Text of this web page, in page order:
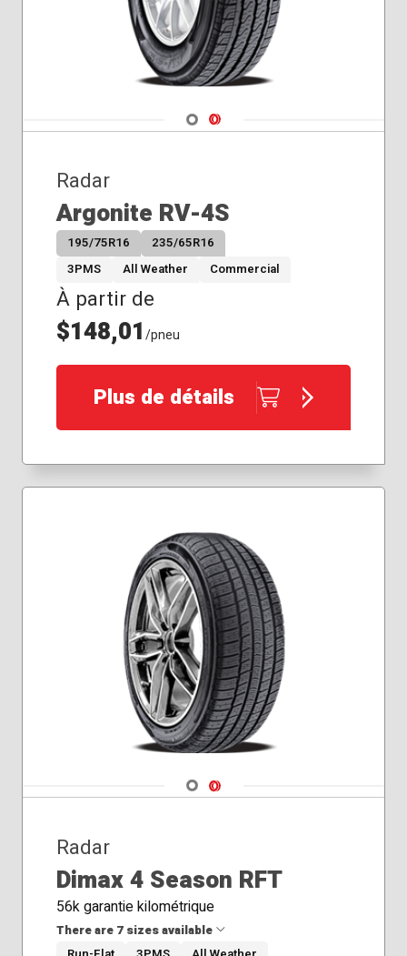
Navigate 1
Navigate 2
Radar
Argonite RV-4S
195/75R16
235/65R16
3PMS
All Weather Commercial
À partir de
$148,01/pneu
Plus de détails
Navigate 1
Navigate 2
Radar
Dimax 4 Season RFT
56k garantie kilométrique
There are 7 sizes available